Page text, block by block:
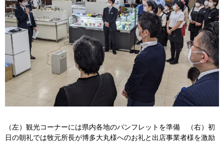
（左）観光コーナーには県内各地のパンフレットを準備 （右） 初
日の朝礼では牧元所長が博多大丸様へのお礼と出店事業者様を激励